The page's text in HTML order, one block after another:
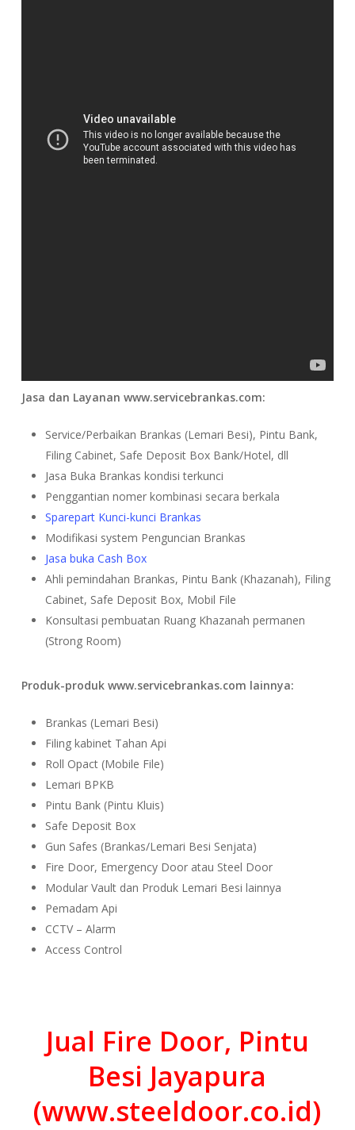
Jasa dan Layanan www.servicebrankas.com:
Service/Perbaikan Brankas (Lemari Besi), Pintu Bank,
Filing Cabinet, Safe Deposit Box Bank/Hotel, dll
Jasa Buka Brankas kondisi terkunci
Penggantian nomer kombinasi secara berkala
Sparepart Kunci-kunci Brankas
Modifikasi system Penguncian Brankas
Jasa buka Cash Box
Ahli pemindahan Brankas, Pintu Bank (Khazanah), Filing
Cabinet, Safe Deposit Box, Mobil File
Konsultasi pembuatan Ruang Khazanah permanen
(Strong Room)
Produk-produk www.servicebrankas.com lainnya:
Brankas (Lemari Besi)
Filing kabinet Tahan Api
Roll Opact (Mobile File)
Lemari BPKB
Pintu Bank (Pintu Kluis)
Safe Deposit Box
Gun Safes (Brankas/Lemari Besi Senjata)
Fire Door, Emergency Door atau Steel Door
Modular Vault dan Produk Lemari Besi lainnya
Pemadam Api
CCTV – Alarm
Access Control
Jual Fire Door, Pintu
Besi Jayapura
(www.steeldoor.co.id)